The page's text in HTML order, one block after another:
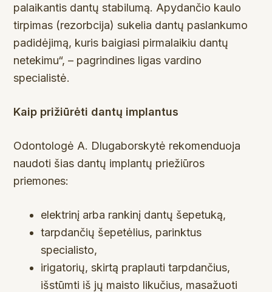
palaikantis dantų stabilumą. Apydančio kaulo
tirpimas (rezorbcija) sukelia dantų paslankumo
padidėjimą, kuris baigiasi pirmalaikiu dantų
netekimu“, – pagrindines ligas vardino
specialistė.
Kaip prižiūrėti dantų implantus
Odontologė A. Dlugaborskytė rekomenduoja
naudoti šias dantų implantų priežiūros
priemones:
elektrinį arba rankinį dantų šepetuką,
tarpdančių šepetėlius, parinktus
specialisto,
irigatorių, skirtą praplauti tarpdančius,
išstūmti iš jų maisto likučius, masažuoti